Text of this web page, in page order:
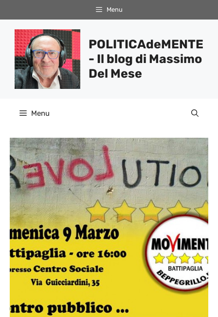
al
contenuto
Menu
POLITICAdeMENTE
- Il blog di Massimo
Del Mese
Menu